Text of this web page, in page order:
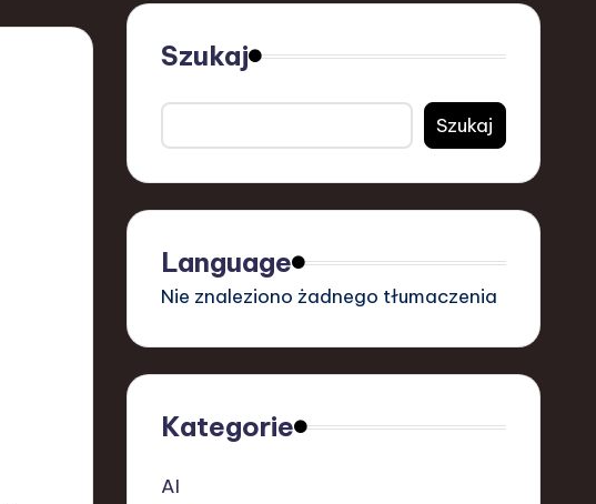
Szukaj
Szukaj
Language
Nie znaleziono żadnego tłumaczenia
Kategorie
AI